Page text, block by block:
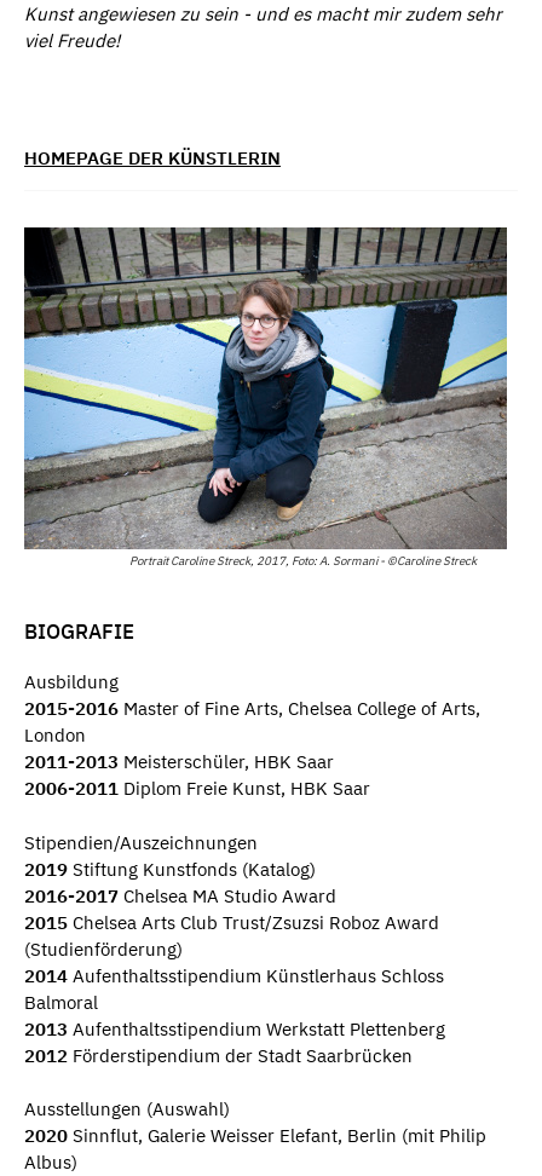
Kunst angewiesen zu sein - und es macht mir zudem sehr
viel Freude!
HOMEPAGE DER KÜNSTLERIN
Portrait Caroline Streck, 2017, Foto: A. Sormani - ©Caroline Streck
BIOGRAFIE
Ausbildung
2015-2016 Master of Fine Arts, Chelsea College of Arts,
London
2011-2013 Meisterschüler, HBK Saar
2006-2011 Diplom Freie Kunst, HBK Saar
Stipendien/Auszeichnungen
2019 Stiftung Kunstfonds (Katalog)
2016-2017 Chelsea MA Studio Award
2015 Chelsea Arts Club Trust/Zsuzsi Roboz Award
(Studienförderung)
2014 Aufenthaltsstipendium Künstlerhaus Schloss
Balmoral
2013 Aufenthaltsstipendium Werkstatt Plettenberg
2012 Förderstipendium der Stadt Saarbrücken
Ausstellungen (Auswahl)
2020 Sinnflut, Galerie Weisser Elefant, Berlin (mit Philip
Albus)